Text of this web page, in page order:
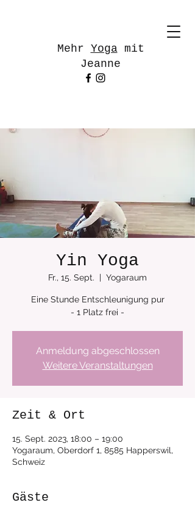
Mehr Yogamit
Jeanne
Yin Yoga
Fr., 15. Sept.
  |
Yogaraum
Eine Stunde Entschleunigung pur
Anmeldung abgeschlossen
Weitere Veranstaltungen
Zeit & Ort
15. Sept. 2023, 18:00 – 19:00
Yogaraum, Oberdorf 1, 8585 Happerswil,
Schweiz
Gäste